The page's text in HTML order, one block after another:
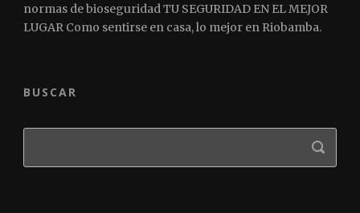
normas de bioseguridad TU SEGURIDAD EN EL MEJOR
LUGAR Como sentirse en casa, lo mejor en Riobamba.
BUSCAR